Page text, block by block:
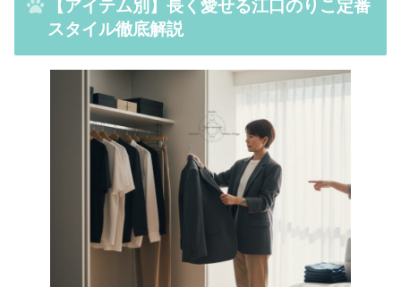
【アイテム別】長く愛せる江口のりこ定番
スタイル徹底解説